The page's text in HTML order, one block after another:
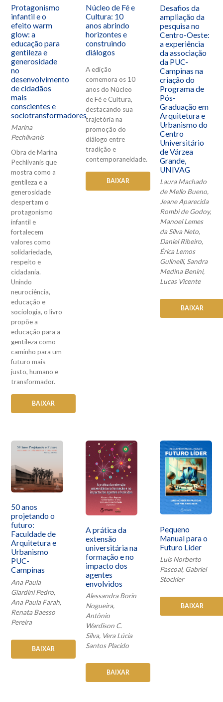
Protagonismo
infantil e o
efeito warm
glow: a
educação para
gentileza e
generosidade
no
desenvolvimento
de cidadãos
mais
conscientes e
sociotransformadores
Marina
Pechlivanis
Obra de Marina
Pechlivanis que
mostra como a
gentileza e a
generosidade
despertam o
protagonismo
infantil e
fortalecem
valores como
solidariedade,
respeito e
cidadania.
Unindo
neurociência,
educação e
sociologia, o livro
propõe a
educação para a
gentileza como
caminho para um
futuro mais
justo, humano e
transformador.
BAIXAR
Núcleo de Fé e
Cultura: 10
anos abrindo
horizontes e
construindo
diálogos
A edição
comemora os 10
anos do Núcleo
de Fé e Cultura,
destacando sua
trajetória na
promoção do
diálogo entre
tradição e
contemporaneidade.
BAIXAR
Desafios da
ampliação da
pesquisa no
Centro-Oeste:
a experiência
da associação
da PUC-
Campinas na
criação do
Programa de
Pós-
Graduação em
Arquitetura e
Urbanismo do
Centro
Universitário
de Várzea
Grande,
UNIVAG
Laura Machado
de Mello Bueno,
Jeane Aparecida
Rombi de Godoy,
Manoel Lemes
da Silva Neto,
Daniel Ribeiro,
Érica Lemos
Gulinelli, Sandra
Medina Benini,
Lucas Vicente
BAIXAR
50 anos
projetando o
futuro:
Faculdade de
Arquitetura e
Urbanismo
PUC-
Campinas
Ana Paula
Giardini Pedro,
Ana Paula Farah,
Renata Baesso
Pereira
BAIXAR
A prática da
extensão
universitária na
formação e no
impacto dos
agentes
envolvidos
Alessandra Borin
Nogueira,
Antônio
Wardison C.
Silva, Vera Lúcia
Santos Placido
BAIXAR
Pequeno
Manual para o
Futuro Líder
Luis Norberto
Pascoal, Gabriel
Stockler
BAIXAR